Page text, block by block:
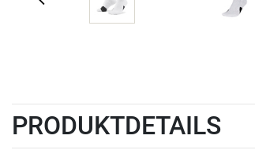
PRODUKTDETAILS